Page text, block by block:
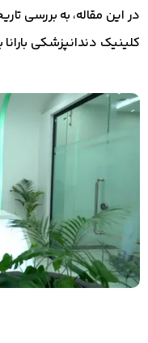
در این مقاله، به بررسی
کلینیک دندانپزشکی